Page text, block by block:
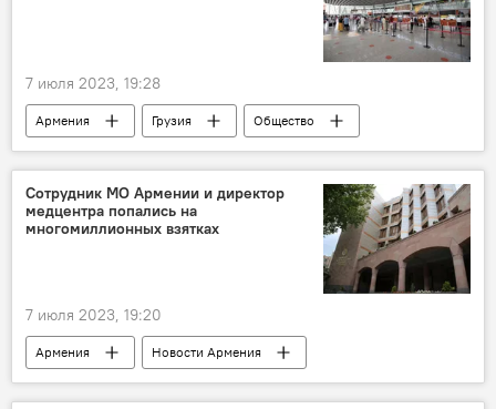
7 июля 2023, 19:28
Армения Грузия
Общество
Новости Армения
визы
Сотрудник МО Армении и директор
медцентра попались на
многомиллионных взятках
7 июля 2023, 19:20
Армения
Новости Армения
Политика
МО
медцентр